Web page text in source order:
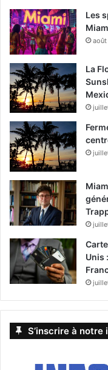
Les
La
Unis
S’inscrire à